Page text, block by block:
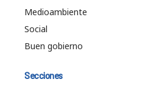
Medioambiente
Social
Buen gobierno
Secciones